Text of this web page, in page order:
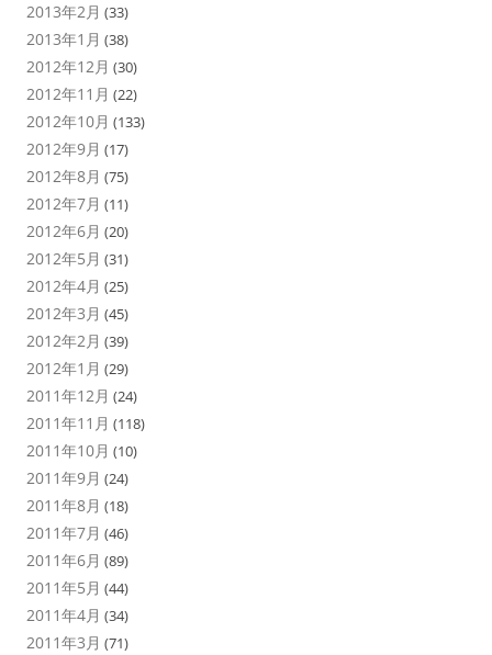
2013年2月 (33)
2013年1月 (38)
2012年12月 (30)
2012年11月 (22)
2012年10月 (133)
2012年9月 (17)
2012年8月 (75)
2012年7月 (11)
2012年6月 (20)
2012年5月 (31)
2012年4月 (25)
2012年3月 (45)
2012年2月 (39)
2012年1月 (29)
2011年12月 (24)
2011年11月 (118)
2011年10月 (10)
2011年9月 (24)
2011年8月 (18)
2011年7月 (46)
2011年6月 (89)
2011年5月 (44)
2011年4月 (34)
2011年3月 (71)